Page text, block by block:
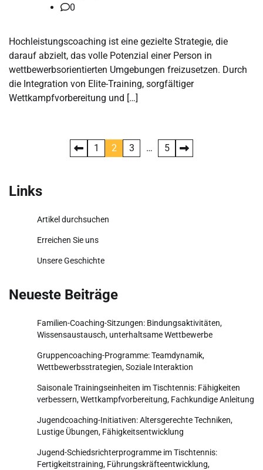
0
Hochleistungscoaching ist eine gezielte Strategie, die
darauf abzielt, das volle Potenzial einer Person in
wettbewerbsorientierten Umgebungen freizusetzen. Durch
die Integration von Elite-Training, sorgfältiger
Wettkampfvorbereitung und […]
1 2 3 … 5
Links
Artikel durchsuchen
Erreichen Sie uns
Unsere Geschichte
Neueste Beiträge
Familien-Coaching-Sitzungen: Bindungsaktivitäten,
Wissensaustausch, unterhaltsame Wettbewerbe
Gruppencoaching-Programme: Teamdynamik,
Wettbewerbsstrategien, Soziale Interaktion
Saisonale Trainingseinheiten im Tischtennis: Fähigkeiten
verbessern, Wettkampfvorbereitung, Fachkundige Anleitung
Jugendcoaching-Initiativen: Altersgerechte Techniken,
Lustige Übungen, Fähigkeitsentwicklung
Jugend-Schiedsrichterprogramme im Tischtennis:
Fertigkeitstraining, Führungskräfteentwicklung,